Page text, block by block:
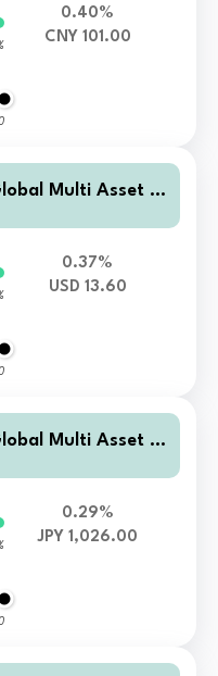
0.40%
CNY 101.00
Multi Asset G
0.37%
USD 13.60
Multi Asset G
0.29%
JPY 1,026.00